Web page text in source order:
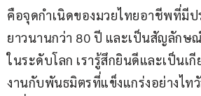
คือจุดกำเนิดของมวยไทยอาชีพที่มีป
ยาวนานกว่า 80 ปี และเป็นสัญลักษ
ในระดับโลก เรารู้สึกยินดีและเป็นเ
งานกับพันธมิตรที่แข็งแกร่งอย่างไท